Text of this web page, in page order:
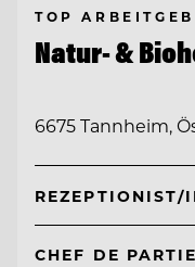
TOP
Natur- &
6675 Tannheim,
REZEPTIONIST/
CHEF DE PARTIE